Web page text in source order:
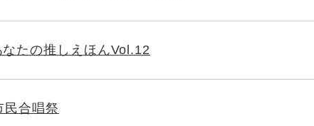
たの推しえほんVol.12
民合唱祭